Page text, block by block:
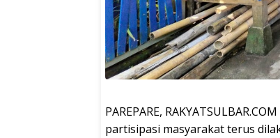
PAREPARE,
partisipasi masyarakat terus